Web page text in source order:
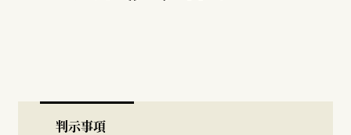
判示事項